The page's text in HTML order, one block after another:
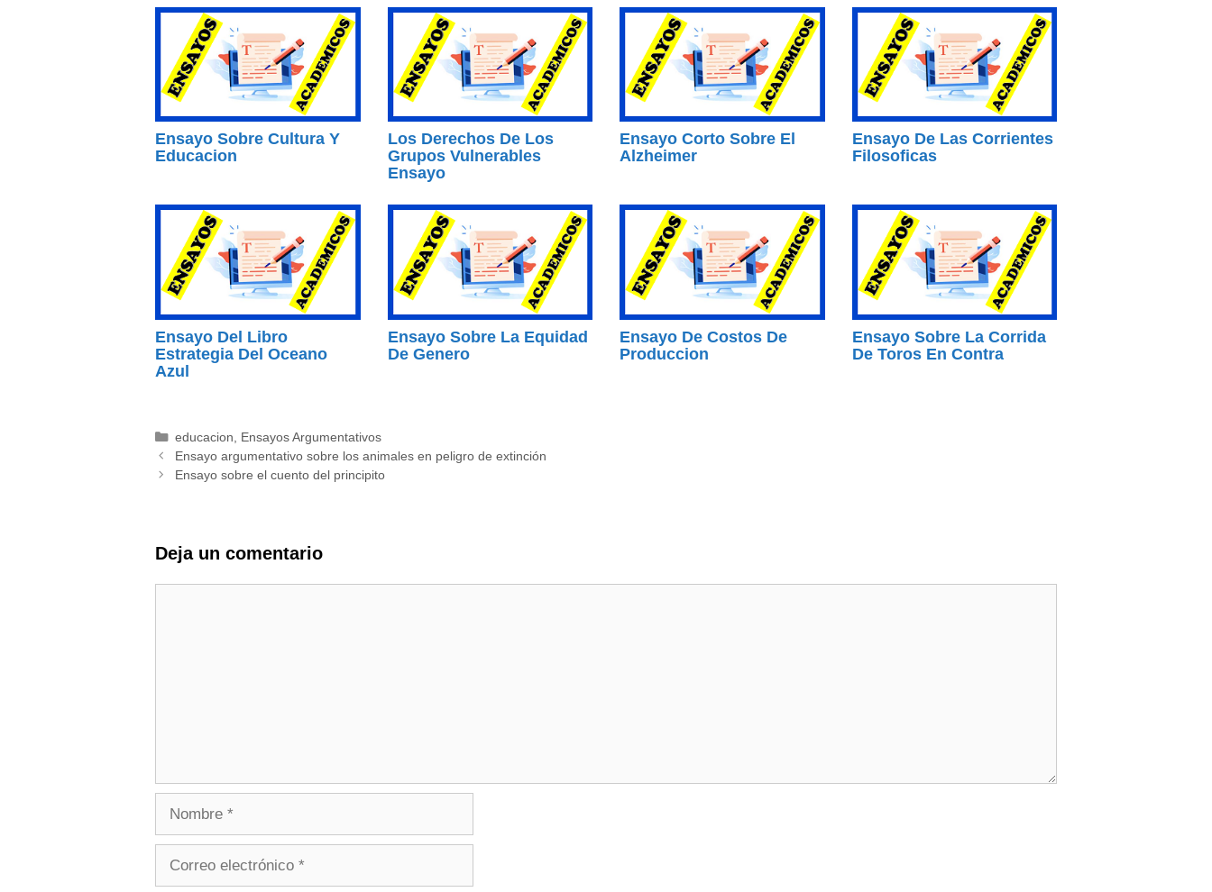
Ensayo Sobre Cultura Y
Educacion
Los Derechos De Los
Grupos Vulnerables
Ensayo
Ensayo Corto Sobre El
Alzheimer
Ensayo De Las Corrientes
Filosoficas
Ensayo Del Libro
Estrategia Del Oceano
Azul
Ensayo Sobre La Equidad
De Genero
Ensayo De Costos De
Produccion
Ensayo Sobre La Corrida
De Toros En Contra
Categorías
educacion, Ensayos Argumentativos
Ensayo argumentativo sobre los animales en peligro de extinción
Ensayo sobre el cuento del principito
Deja un comentario